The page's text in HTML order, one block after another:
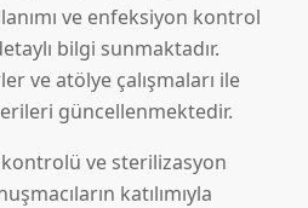
ve enfeksiyon kontrol
bilgi sunmaktadır.
ve atölye çalışmaları ile
güncellenmektedir.
ve sterilizasyon
katılımıyla